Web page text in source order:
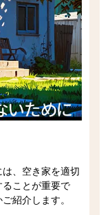
、空き家を適切
ことが重要で
紹介します。